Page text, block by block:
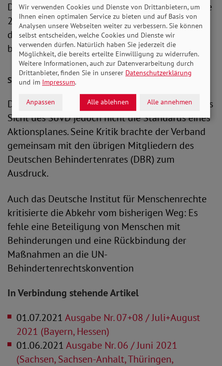
Der erste Nationale Aktionsplan (NAP 1.0) wurde
2016 zum NAP 2.0 weiterentwickelt. Die für
dieses Jahr erwartete Neuauflage eines NAP 3.0
blieb jedoch aus.
SoVD fordert eine Rückkehr zum Aktionsplan
Der jetzt veröffentlichte Statusbericht erfüllt aus
Sicht des SoVD jedoch nicht die Standards eines
Aktionsplanes. Seine Kritik brachte der Verband
gemeinsam mit den übrigen Mitgliedern des
Deutschen Behindertenrates (DBR) zum
Ausdruck.
Auch das Deutsche Institut für Menschenrechte
kritisierte die Abkehr vom bisherigen Weg: Es
fehle eine Beteiligung von Menschen mit
Behinderungen und eine Rückbindung der
Maßnahmen an die UN-
Behindertenrechtskonvention
In Verbindung stehende Artikel
01.07.2021Ausgabe Nr. 07+08 / Juli+August
2021 (Bayern, Hessen)
01.06.2021Ausgabe Nr. 06 / Juni 2021
(Sachsen, Sachsen-Anhalt, Thüringen,
Wir verwenden Cookies und Dienste von Drittanbietern, um
Ihnen einen optimalen Service zu bieten und auf Basis von
Analysen unsere Webseiten weiter zu verbessern. Sie können
selbst entscheiden, welche Cookies und Dienste wir
verwenden dürfen. Natürlich haben Sie jederzeit die
Möglichkeit, die bereits erteilte Einwilligung zu widerrufen.
Weitere Informationen, auch zur Datenverarbeitung durch
Drittanbieter, finden Sie in unserer Datenschutzerklärung
und im Impressum.
Anpassen Alle ablehnen Alle annehmen